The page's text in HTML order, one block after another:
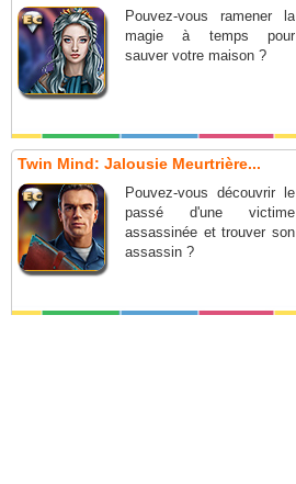
Pouvez-vous ramener la
magie à temps pour
sauver votre maison ?
Twin Mind: Jalousie Meurtrière...
Pouvez-vous découvrir le
passé d'une victime
assassinée et trouver son
assassin ?